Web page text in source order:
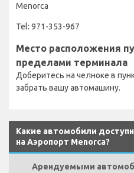
Menorca
Tel: 971-353-967
Место расположения
пределами терминала
Доберитесь на челноке в
забрать вашу автомашину.
Какие автомобили
на Аэропорт Menorca?
Арендуемыми